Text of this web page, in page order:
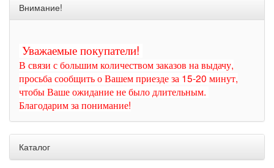
Внимание!
Уважаемые покупатели!
В связи с большим количеством заказов на выдачу,
просьба сообщить о Вашем приезде за 15-20 минут,
чтобы Ваше ожидание не было длительным.
Благодарим за понимание!
Каталог